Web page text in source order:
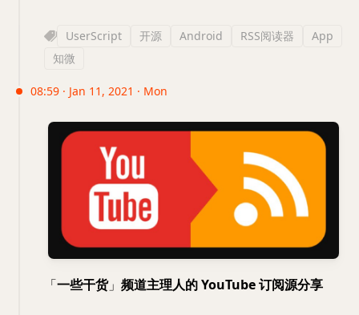
UserScript 开源 Android RSS阅读器
App
知微
08:59 · Jan 11, 2021 · Mon
「一些干货」 频道主理人的 YouTube 订阅源分享